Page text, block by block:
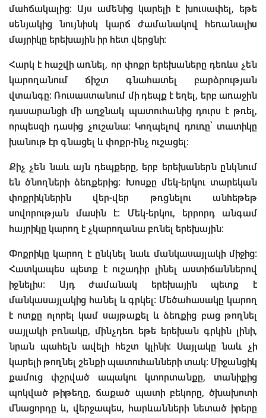
մահճակալից: Այս ամենից կարելի է խուսափել, եթե
սենյակից նույնիսկ կարճ ժամանակով հեռանալիս
մայրիկը երեխային իր հետ վերցնի:
Հարկ է հաշվի առնել, որ փոքր երեխաները դեռևս չեն
կարողանում ճիշտ գնահատել բարձրության
վտանգը: Ռուսաստանում մի դեպք է եղել, երբ առաջին
դասարանցի մի աղջնակ պատուհանից դուրս է թռել,
որպեսզի դասից չուշանա: Կողպելով դուռը՝ տատիկը
խանութ էր գնացել և փոքր-ինչ ուշացել:
Քիչ չեն նաև այն դեպքերը, երբ երեխաներն ընկնում
են ծնողների ձեռքերից: Խոսքը մեկ-երկու տարեկան
փոքրիկներին վեր-վեր թռցնելու անհեթեթ
սովորության մասին է: Մեկ-երկու, երրորդ անգամ
հայրիկը կարող է չկարողանա բռնել երեխային:
Փոքրիկը կարող է ընկնել նաև մանկասայլակի միջից:
Հատկապես պետք է ուշադիր լինել աստիճաններով
իջնելիս: Այդ ժամանակ երեխային պետք է
մանկասայլակից հանել և գրկել: Մեծահասակը կարող
է ոտքը ոլորել կամ սայթաքել և ձեռքից բաց թողնել
սայլակի բռնակը, մինչդեռ եթե երեխան գրկին լինի,
նրան պահելն ավելի հեշտ կլինի: Սայլակը նաև չի
կարելի թողնել շենքի պատուհանների տակ: Միջանցիկ
քամուց փշրված ապակու կտորտանքը, տանիքից
պոկված թիթեղը, ճաքած պատի բեկորը, ծխախոտի
մնացորդը և, վերջապես, հարևանների նետած իրերը